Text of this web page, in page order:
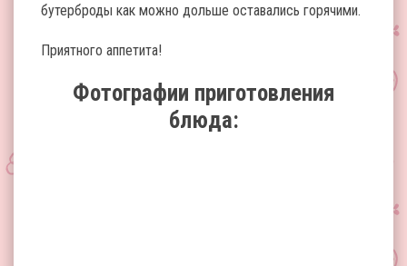
бутерброды как можно дольше оставались горячими.
Приятного аппетита!
Фотографии приготовления
блюда: